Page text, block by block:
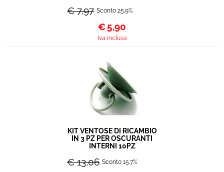
€ 7,97 Sconto 25.9%
€ 5,90
Iva inclusa
KIT VENTOSE DI RICAMBIO
IN 3 PZ PER OSCURANTI
INTERNI 10PZ
€ 13,06 Sconto 15.7%